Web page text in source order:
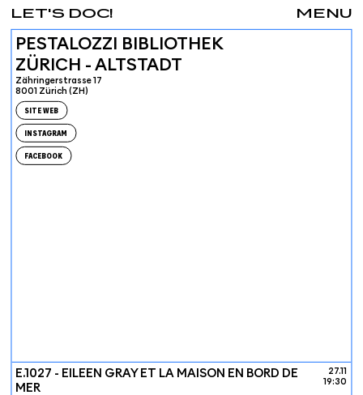
MENU
LET'S DOC!
PESTALOZZI BIBLIOTHEK
ZÜRICH - ALTSTADT
Zähringerstrasse 17
8001 Zürich (ZH)
SITE WEB
INSTAGRAM
FACEBOOK
E.1027 - EILEEN GRAY ET LA MAISON EN BORD DE
MER
27.11
19:30